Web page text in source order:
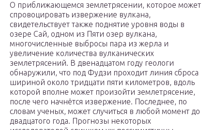
О приближающемся землетрясении, которое может
спровоцировать извержение вулкана,
свидетельствует также поднятие уровня воды в
озере Сай, одном из Пяти озер вулкана,
многочисленные выбросы пара из жерла и
увеличение количества вулканических
землетрясений. В двенадцатом году геологи
обнаружили, что под Фудзи проходит линия сброса
шириной около тридцати пяти километров, вдоль
которой вполне может произойти землетрясение,
после чего начнётся извержение. Последнее, по
словам ученых, может случиться в любой момент до
двадцатого года. Прогнозы некоторых